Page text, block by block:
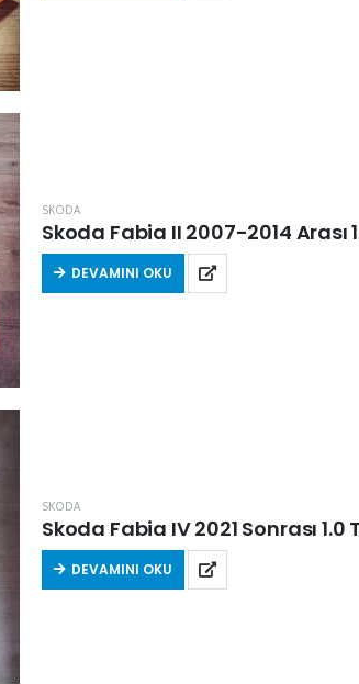
SKODA
Skoda Fabia II 2007-2014 Arası
DEVAMINI OKU
SKODA
Skoda Fabia IV 2021 Sonrası
DEVAMINI OKU